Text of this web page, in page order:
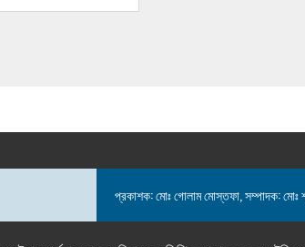
প্রকাশক: মোঃ গোলাম মোস্তফা, সম্পাদক: মোঃ